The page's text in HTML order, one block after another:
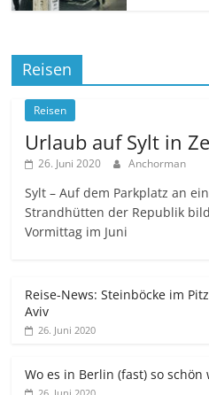
Reisen
Reisen
Urlaub auf Sylt in
26. Juni 2020 Anchorman
Sylt – Auf dem Parkplatz an
Strandhütten der Republik
Vormittag im Juni
Reise-News: Steinböcke im
Aviv
26. Juni 2020
Wo es in Berlin (fast) so